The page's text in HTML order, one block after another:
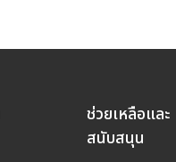
ช่วยเหลือและ
สนับสนุน